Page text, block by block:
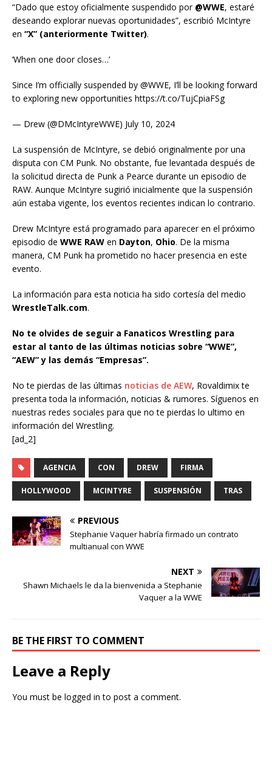
“Dado que estoy oficialmente suspendido por @WWE, estaré
deseando explorar nuevas oportunidades”, escribió McIntyre
en “X” (anteriormente Twitter).
‘When one door closes…’
Since I’m officially suspended by @WWE, I’ll be looking forward
to exploring new opportunities https://t.co/TujCpiaFSg
— Drew (@DMcIntyreWWE) July 10, 2024
La suspensión de McIntyre, se debió originalmente por una
disputa con CM Punk. No obstante, fue levantada después de
la solicitud directa de Punk a Pearce durante un episodio de
RAW. Aunque McIntyre sugirió inicialmente que la suspensión
aún estaba vigente, los eventos recientes indican lo contrario.
Drew McIntyre está programado para aparecer en el próximo
episodio de WWE RAW en Dayton, Ohio. De la misma
manera, CM Punk ha prometido no hacer presencia en este
evento.
La información para esta noticia ha sido cortesía del medio
WrestleTalk.com.
No te olvides de seguir a Fanaticos Wrestling para
estar al tanto de las últimas noticias sobre “WWE”,
“AEW” y las demás “Empresas”.
No te pierdas de las últimas noticias de AEW, Rovaldimix te
presenta toda la información, noticias & rumores. Síguenos en
nuestras redes sociales para que no te pierdas lo ultimo en
información del Wrestling.
[ad_2]
AGENCIA CON DREW FIRMA
HOLLYWOOD MCINTYRE SUSPENSIÓN TRAS
PREVIOUS
Stephanie Vaquer habría firmado un contrato
multianual con WWE
NEXT
Shawn Michaels le da la bienvenida a Stephanie
Vaquer a la WWE
BE THE FIRST TO COMMENT
Leave a Reply
You must be logged in to post a comment.